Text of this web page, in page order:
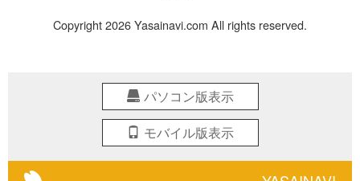
Copyright 2026 Yasainavi.com All rights reserved.
パソコン版表示
モバイル版表示